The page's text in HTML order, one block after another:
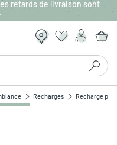
retards de livraison sont
Recharges Recharge